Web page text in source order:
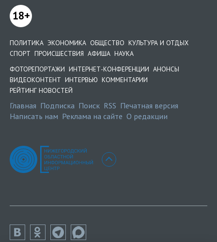
18+
ПОЛИТИКА ЭКОНОМИКА ОБЩЕСТВО КУЛЬТУРА И ОТДЫХ
СПОРТ ПРОИСШЕСТВИЯ АФИША НАУКА
ФОТОРЕПОРТАЖИ ИНТЕРНЕТ-КОНФЕРЕНЦИИ АНОНСЫ
ВИДЕОКОНТЕНТ ИНТЕРВЬЮ КОММЕНТАРИИ
РЕЙТИНГ НОВОСТЕЙ
Главная Подписка Поиск RSS Печатная версия
Написать нам Реклама на сайте О редакции